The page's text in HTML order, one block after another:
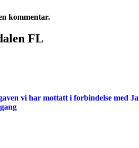
kommentar.
FL
vi har mottatt i forbindelse med